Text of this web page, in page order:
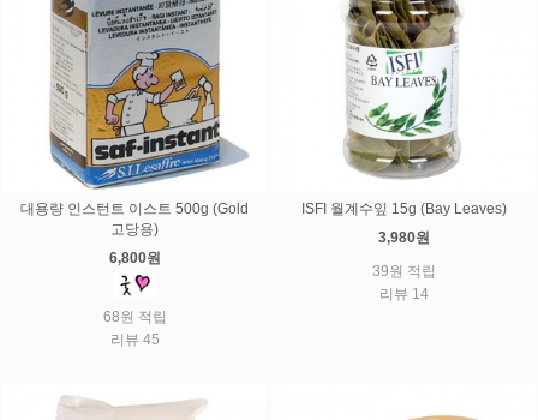
대용량 인스턴트 이스트 500g (Gold
고당용)
6,800원
68원 적립
리뷰 45
ISFI 월계수잎 15g (Bay Leaves)
3,980원
39원 적립
리뷰 14